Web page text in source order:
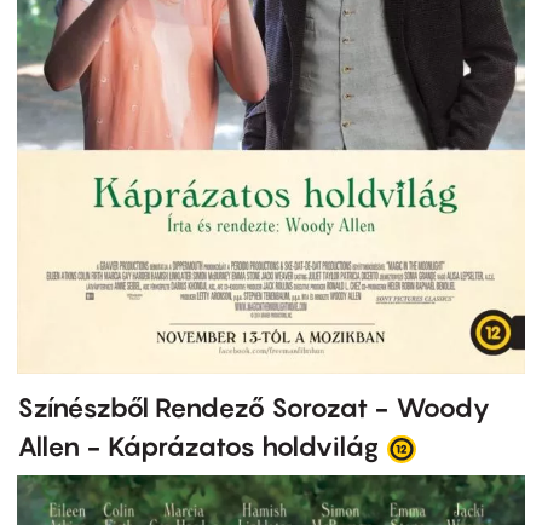
Színészből Rendező Sorozat - Woody
Allen - Káprázatos holdvilág